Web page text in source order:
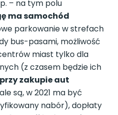
– na tym polu
ma samochód
parkowanie w strefach
bus-pasami, możliwość
miast tylko dla
(z czasem będzie ich
zakupie aut
są, w 2021 ma być
nabór), dopłaty